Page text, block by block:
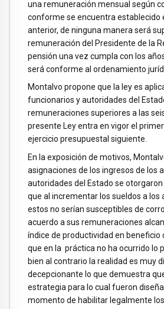
una remuneración mensual según
conforme se encuentra establecido
anterior, de ninguna manera será
remuneración del Presidente de la
pensión una vez cumpla con los
será conforme al ordenamiento
Montalvo propone que la ley es
funcionarios y autoridades del
remuneraciones superiores a las
presente Ley entra en vigor el primer
ejercicio presupuestal siguiente.
En la exposición de motivos,
asignaciones de los ingresos de los
autoridades del Estado se
que al incrementar los sueldos a los
estos no serían susceptibles de
acuerdo a sus remuneraciones
índice de productividad en beneficio
que en la práctica no ha ocurrido lo
bien al contrario la realidad es muy
decepcionante lo que demuestra
estrategia para lo cual fueron
momento de habilitar legalmente